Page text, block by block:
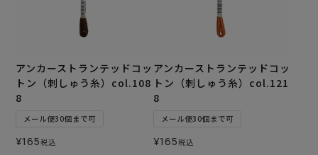
アンカーストランテッドコッ
トン（刺しゅう糸）col.108
8
メール便30個まで可
¥165税込
アンカーストランテッドコッ
トン（刺しゅう糸）col.121
8
メール便30個まで可
¥165税込